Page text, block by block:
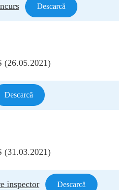
Descarcă
(26.05.2021)
Descarcă
(31.03.2021)
inspector Descarcă